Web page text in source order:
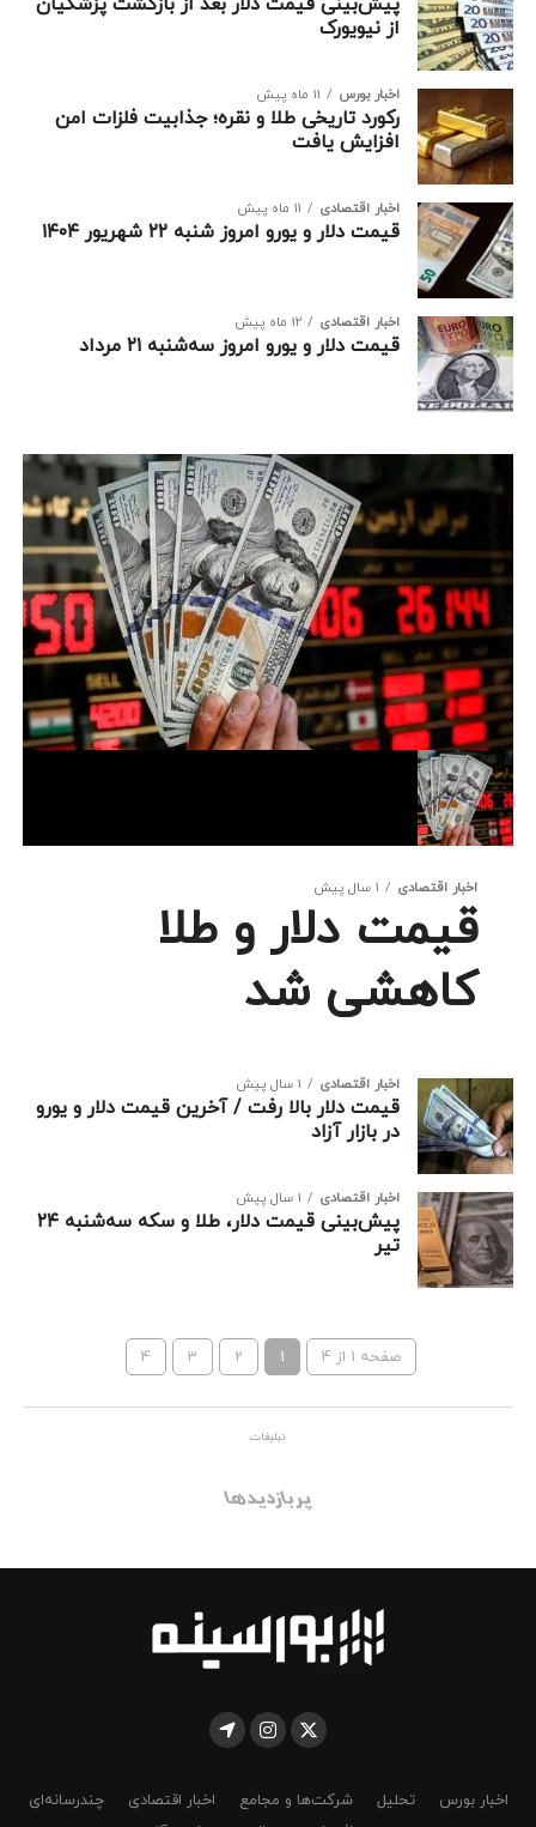
از نیویورک
اخبار بورس 11 ماه پیش
رکورد تاریخی طلا و نقره؛ جذابیت فلزات امن
افزایش یافت
اخبار اقتصادی 11 ماه پیش
قیمت دلار و یورو امروز شنبه ۲۲ شهریور ۱۴۰۴
اخبار اقتصادی 12 ماه پیش
قیمت دلار و یورو امروز سه‌شنبه ۲۱ مرداد
اخبار اقتصادی 1 سال پیش
قیمت دلار و طلا
کاهشی شد
اخبار اقتصادی 1 سال پیش
قیمت دلار بالا رفت / آخرین قیمت دلار و یورو
در بازار آزاد
اخبار اقتصادی 1 سال پیش
پیش‌بینی قیمت دلار، طلا و سکه سه‌شنبه ۲۴
تیر
صفحه 1 از 4 1
2
3
4
تبلیغات
پربازدیدها
اخبار بورس تحلیل شرکت‌ها و مجامع اخبار اقتصادی
چندرسانه‌ای